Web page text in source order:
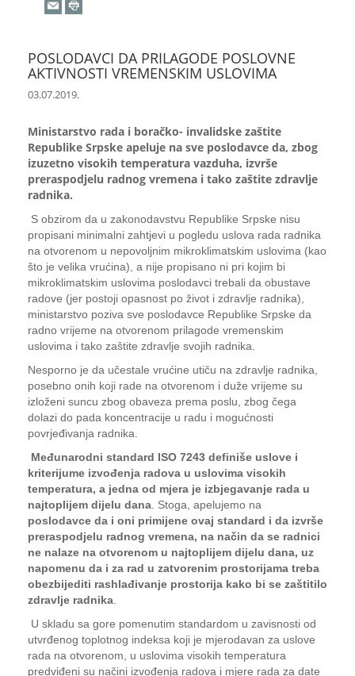
POSLODAVCI DA PRILAGODE POSLOVNE
AKTIVNOSTI VREMENSKIM USLOVIMA
03.07.2019.
Ministarstvo rada i boračko- invalidske zaštite
Republike Srpske apeluje na sve poslodavce da, zbog
izuzetno visokih temperatura vazduha, izvrše
preraspodjelu radnog vremena i tako zaštite zdravlje
radnika.
S obzirom da u zakonodavstvu Republike Srpske nisu
propisani minimalni zahtjevi u pogledu uslova rada radnika
na otvorenom u nepovoljnim mikroklimatskim uslovima (kao
što je velika vrućina), a nije propisano ni pri kojim bi
mikroklimatskim uslovima poslodavci trebali da obustave
radove (jer postoji opasnost po život i zdravlje radnika),
ministarstvo poziva sve poslodavce Republike Srpske da
radno vrijeme na otvorenom prilagode vremenskim
uslovima i tako zaštite zdravlje svojih radnika.
Nesporno je da učestale vrućine utiču na zdravlje radnika,
posebno onih koji rade na otvorenom i duže vrijeme su
izloženi suncu zbog obaveza prema poslu, zbog čega
dolazi do pada koncentracije u radu i mogućnosti
povrjeđivanja radnika.
Međunarodni standard ISO 7243 definiše uslove i
kriterijume izvođenja radova u uslovima visokih
temperatura, a jedna od mjera je izbjegavanje rada u
najtoplijem dijelu dana . Stoga, apelujemo na
poslodavce da i oni primijene ovaj standard i da izvrše
preraspodjelu radnog vremena, na način da se radnici
ne nalaze na otvorenom u najtoplijem dijelu dana, uz
napomenu da i za rad u zatvorenim prostorijama treba
obezbijediti rashlađivanje prostorija kako bi se zaštitilo
zdravlje radnika
U skladu sa gore pomenutim standardom u zavisnosti od
utvrđenog toplotnog indeksa koji je mjerodavan za uslove
rada na otvorenom, u uslovima visokih temperatura
predviđeni su načini izvođenja radova i mjere rada za date